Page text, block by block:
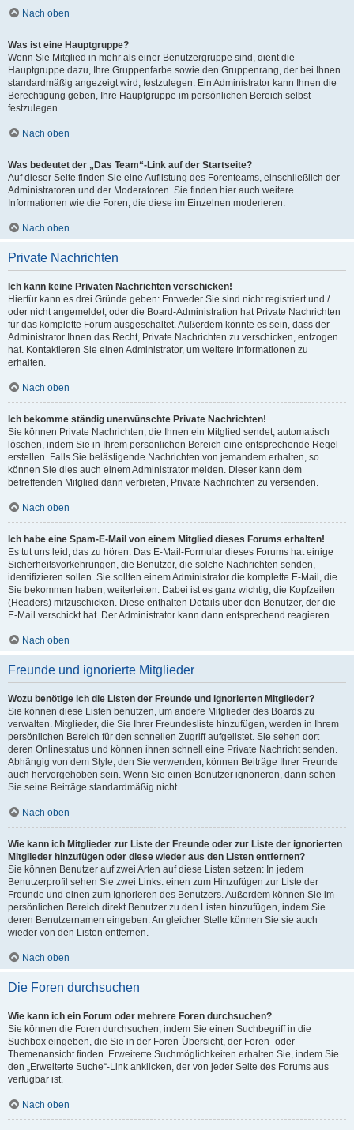
Nach oben
Was ist eine Hauptgruppe?
Wenn Sie Mitglied in mehr als einer Benutzergruppe sind, dient die
Hauptgruppe dazu, Ihre Gruppenfarbe sowie den Gruppenrang, der bei Ihnen
standardmäßig angezeigt wird, festzulegen. Ein Administrator kann Ihnen die
Berechtigung geben, Ihre Hauptgruppe im persönlichen Bereich selbst
festzulegen.
Nach oben
Was bedeutet der „Das Team“-Link auf der Startseite?
Auf dieser Seite finden Sie eine Auflistung des Forenteams, einschließlich der
Administratoren und der Moderatoren. Sie finden hier auch weitere
Informationen wie die Foren, die diese im Einzelnen moderieren.
Nach oben
Private Nachrichten
Ich kann keine Privaten Nachrichten verschicken!
Hierfür kann es drei Gründe geben: Entweder Sie sind nicht registriert und /
oder nicht angemeldet, oder die Board-Administration hat Private Nachrichten
für das komplette Forum ausgeschaltet. Außerdem könnte es sein, dass der
Administrator Ihnen das Recht, Private Nachrichten zu verschicken, entzogen
hat. Kontaktieren Sie einen Administrator, um weitere Informationen zu
erhalten.
Nach oben
Ich bekomme ständig unerwünschte Private Nachrichten!
Sie können Private Nachrichten, die Ihnen ein Mitglied sendet, automatisch
löschen, indem Sie in Ihrem persönlichen Bereich eine entsprechende Regel
erstellen. Falls Sie belästigende Nachrichten von jemandem erhalten, so
können Sie dies auch einem Administrator melden. Dieser kann dem
betreffenden Mitglied dann verbieten, Private Nachrichten zu versenden.
Nach oben
Ich habe eine Spam-E-Mail von einem Mitglied dieses Forums erhalten!
Es tut uns leid, das zu hören. Das E-Mail-Formular dieses Forums hat einige
Sicherheitsvorkehrungen, die Benutzer, die solche Nachrichten senden,
identifizieren sollen. Sie sollten einem Administrator die komplette E-Mail, die
Sie bekommen haben, weiterleiten. Dabei ist es ganz wichtig, die Kopfzeilen
(Headers) mitzuschicken. Diese enthalten Details über den Benutzer, der die
E-Mail verschickt hat. Der Administrator kann dann entsprechend reagieren.
Nach oben
Freunde und ignorierte Mitglieder
Wozu benötige ich die Listen der Freunde und ignorierten Mitglieder?
Sie können diese Listen benutzen, um andere Mitglieder des Boards zu
verwalten. Mitglieder, die Sie Ihrer Freundesliste hinzufügen, werden in Ihrem
persönlichen Bereich für den schnellen Zugriff aufgelistet. Sie sehen dort
deren Onlinestatus und können ihnen schnell eine Private Nachricht senden.
Abhängig von dem Style, den Sie verwenden, können Beiträge Ihrer Freunde
auch hervorgehoben sein. Wenn Sie einen Benutzer ignorieren, dann sehen
Sie seine Beiträge standardmäßig nicht.
Nach oben
Wie kann ich Mitglieder zur Liste der Freunde oder zur Liste der ignorierten
Mitglieder hinzufügen oder diese wieder aus den Listen entfernen?
Sie können Benutzer auf zwei Arten auf diese Listen setzen: In jedem
Benutzerprofil sehen Sie zwei Links: einen zum Hinzufügen zur Liste der
Freunde und einen zum Ignorieren des Benutzers. Außerdem können Sie im
persönlichen Bereich direkt Benutzer zu den Listen hinzufügen, indem Sie
deren Benutzernamen eingeben. An gleicher Stelle können Sie sie auch
wieder von den Listen entfernen.
Nach oben
Die Foren durchsuchen
Wie kann ich ein Forum oder mehrere Foren durchsuchen?
Sie können die Foren durchsuchen, indem Sie einen Suchbegriff in die
Suchbox eingeben, die Sie in der Foren-Übersicht, der Foren- oder
Themenansicht finden. Erweiterte Suchmöglichkeiten erhalten Sie, indem Sie
den „Erweiterte Suche“-Link anklicken, der von jeder Seite des Forums aus
verfügbar ist.
Nach oben